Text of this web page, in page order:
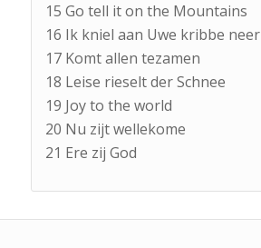
15 Go tell it on the Mountains
16 Ik kniel aan Uwe kribbe neer
17 Komt allen tezamen
18 Leise rieselt der Schnee
19 Joy to the world
20 Nu zijt wellekome
21 Ere zij God